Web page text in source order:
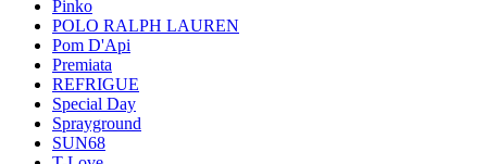
Pinko
POLO RALPH LAUREN
Pom D'Api
Premiata
REFRIGUE
Special Day
Sprayground
SUN68